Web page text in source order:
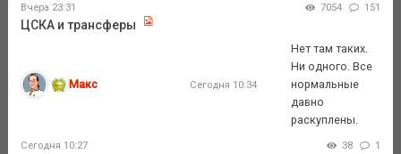
Вчера 23:31 7054 151
ЦСКА и трансферы
Макс Сегодня 10:34
Нет там таких.
Ни одного. Все
нормальные
давно
раскуплены.
Сегодня 10:27 38 1